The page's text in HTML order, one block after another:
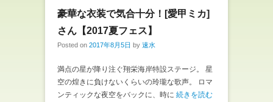
で
開
き
ま
す
)
(
新
し
い
ウ
ィ
ウ
で
開
き
ま
豪華な衣装で気合十分！[愛甲ミカ]
さん【2017夏フェス】
Posted on 2017年8月5日 by 速水
満点の星が降り注ぐ翔栄海岸特設ステージ。 星
空の煌きに負けないくらいの玲瓏な歌声。 ロマ
ンティックな夜空をバックに、時に 続きを読む